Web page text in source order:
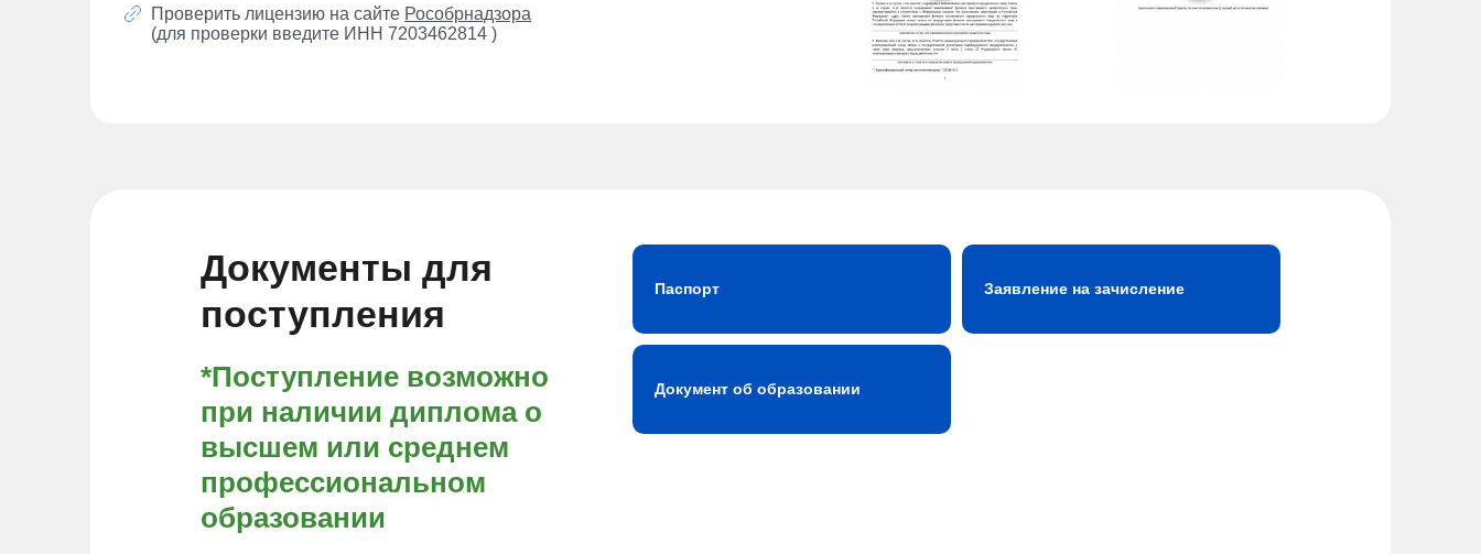
Проверить лицензию на сайте Рособрнадзора
(для проверки введите ИНН 7203462814 )
Документы для
поступления
*Поступление возможно
при наличии диплома о
высшем или среднем
профессиональном
образовании
Паспорт
Документ об образовании
Заявление на зачисление